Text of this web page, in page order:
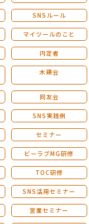
SNSルール
マイツールのこと
内定者
木鶏会
同友会
SNS実践例
セミナー
ビーラブMG研修
TOC研修
SNS活用セミナー
営業セミナー